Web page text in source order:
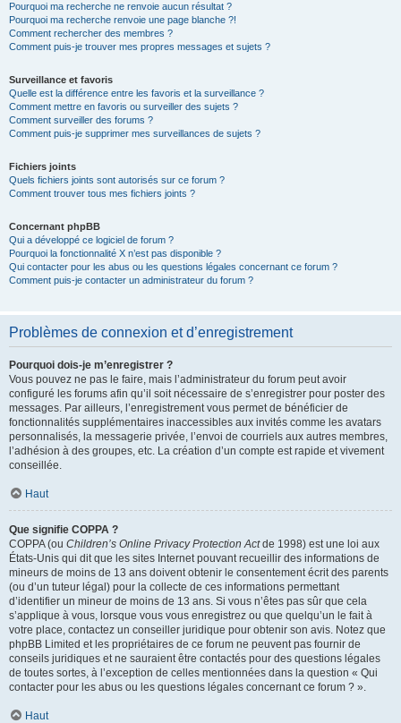
Pourquoi ma recherche ne renvoie aucun résultat ?
Pourquoi ma recherche renvoie une page blanche ?!
Comment rechercher des membres ?
Comment puis-je trouver mes propres messages et sujets ?
Surveillance et favoris
Quelle est la différence entre les favoris et la surveillance ?
Comment mettre en favoris ou surveiller des sujets ?
Comment surveiller des forums ?
Comment puis-je supprimer mes surveillances de sujets ?
Fichiers joints
Quels fichiers joints sont autorisés sur ce forum ?
Comment trouver tous mes fichiers joints ?
Concernant phpBB
Qui a développé ce logiciel de forum ?
Pourquoi la fonctionnalité X n’est pas disponible ?
Qui contacter pour les abus ou les questions légales concernant ce forum ?
Comment puis-je contacter un administrateur du forum ?
Problèmes de connexion et d’enregistrement
Pourquoi dois-je m’enregistrer ?
Vous pouvez ne pas le faire, mais l’administrateur du forum peut avoir
configuré les forums afin qu’il soit nécessaire de s’enregistrer pour poster des
messages. Par ailleurs, l’enregistrement vous permet de bénéficier de
fonctionnalités supplémentaires inaccessibles aux invités comme les avatars
personnalisés, la messagerie privée, l’envoi de courriels aux autres membres,
l’adhésion à des groupes, etc. La création d’un compte est rapide et vivement
conseillée.
Haut
Que signifie COPPA ?
COPPA (ou Children’s Online Privacy Protection Actde 1998) est une loi aux
États-Unis qui dit que les sites Internet pouvant recueillir des informations de
mineurs de moins de 13 ans doivent obtenir le consentement écrit des parents
(ou d’un tuteur légal) pour la collecte de ces informations permettant
d’identifier un mineur de moins de 13 ans. Si vous n’êtes pas sûr que cela
s’applique à vous, lorsque vous vous enregistrez ou que quelqu’un le fait à
votre place, contactez un conseiller juridique pour obtenir son avis. Notez que
phpBB Limited et les propriétaires de ce forum ne peuvent pas fournir de
conseils juridiques et ne sauraient être contactés pour des questions légales
de toutes sortes, à l’exception de celles mentionnées dans la question « Qui
contacter pour les abus ou les questions légales concernant ce forum ? ».
Haut